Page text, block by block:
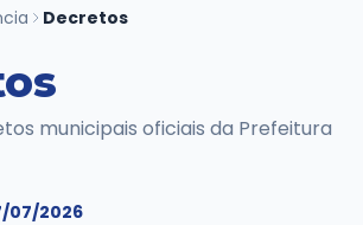
NAVEGAÇÃO
Decretos
municipais oficiais da Prefeitura
07/2026